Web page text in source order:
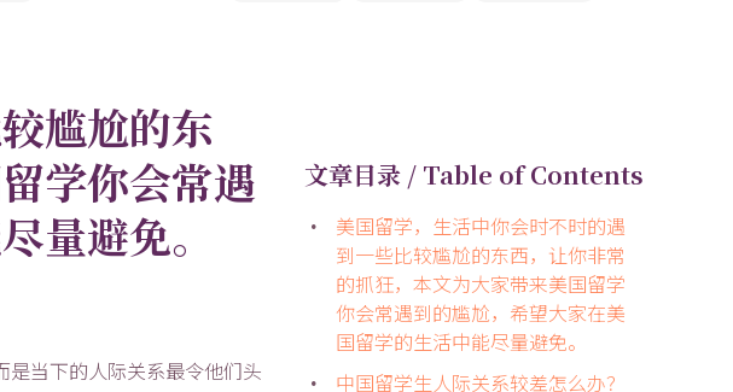
尴尬的东
学你会常遇
量避免。
当下的人际关系最令他们头
文章目录 / Table of Contents
美国留学，生活中你会时不时的遇
到一些比较尴尬的东西，让你非常
的抓狂，本文为大家带来美国留学
你会常遇到的尴尬，希望大家在美
国留学的生活中能尽量避免。
中国留学生人际关系较差怎么办？